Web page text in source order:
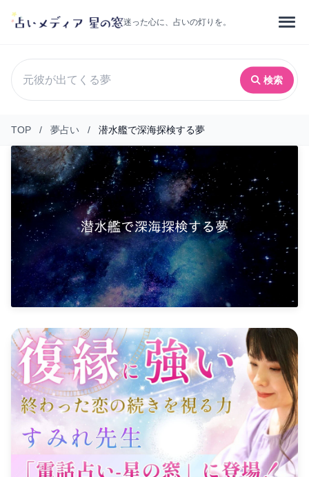
迷った心に、占いの灯りを。
検索
TOP / 夢占い / 潜水艦で深海探検する夢